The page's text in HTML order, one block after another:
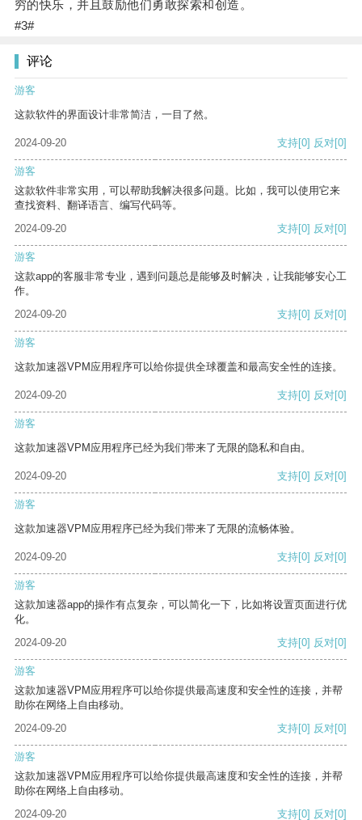
穷的快乐，并且鼓励他们勇敢探索和创造。
#3#
评论
游客
这款软件的界面设计非常简洁，一目了然。
2024-09-20 支持[0] 反对[0]
游客
这款软件非常实用，可以帮助我解决很多问题。比如，我可以使用它来
查找资料、翻译语言、编写代码等。
2024-09-20
支持[0] 反对[0]
游客
这款app的客服非常专业，遇到问题总是能够及时解决，让我能够安心工
作。
2024-09-20
支持[0] 反对[0]
游客
这款加速器VPM应用程序可以给你提供全球覆盖和最高安全性的连接。
2024-09-20 支持[0] 反对[0]
游客
这款加速器VPM应用程序已经为我们带来了无限的隐私和自由。
2024-09-20 支持[0] 反对[0]
游客
这款加速器VPM应用程序已经为我们带来了无限的流畅体验。
2024-09-20 支持[0] 反对[0]
游客
这款加速器app的操作有点复杂，可以简化一下，比如将设置页面进行优
化。
2024-09-20
支持[0] 反对[0]
游客
这款加速器VPM应用程序可以给你提供最高速度和安全性的连接，并帮
助你在网络上自由移动。
2024-09-20
支持[0] 反对[0]
游客
这款加速器VPM应用程序可以给你提供最高速度和安全性的连接，并帮
助你在网络上自由移动。
2024-09-20
支持[0] 反对[0]